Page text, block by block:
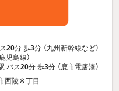
20分 歩3分 （九州新幹線など）
児島線）
バス20分 歩3分 （鹿市電唐湊）
西陵８丁目